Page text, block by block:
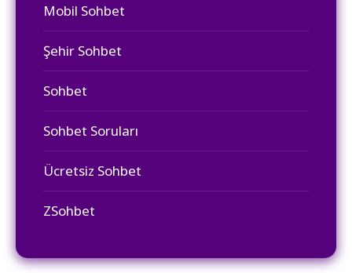
Mobil Sohbet
Şehir Sohbet
Sohbet
Sohbet Soruları
Ücretsiz Sohbet
ZSohbet